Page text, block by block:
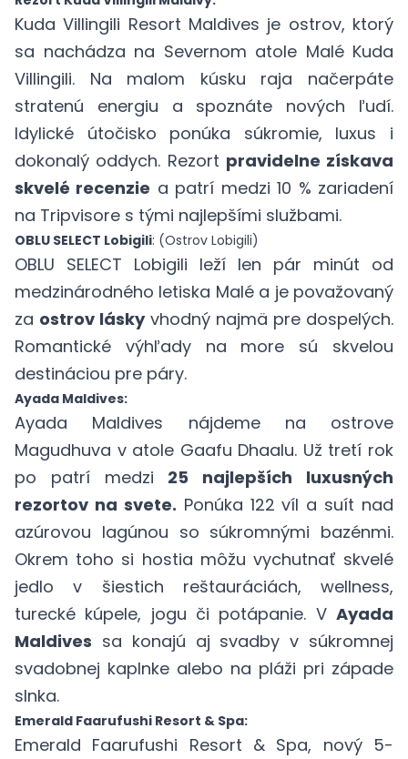
Kuda Villingili Resort Maldives je ostrov, ktorý
sa nachádza na Severnom atole Malé Kuda
Villingili. Na malom kúsku raja načerpáte
stratenú energiu a spoznáte nových ľudí.
Idylické útočisko ponúka súkromie, luxus i
dokonalý oddych. Rezort pravidelne získava
skvelé recenzie a patrí medzi 10 % zariadení
na Tripvisore s tými najlepšími službami.
OBLU SELECT Lobigili: (Ostrov Lobigili)
OBLU SELECT Lobigili leží len pár minút od
medzinárodného letiska Malé a je považovaný
za ostrov láskyvhodný najmä pre dospelých.
Romantické výhľady na more sú skvelou
destináciou pre páry.
Ayada Maldives:
Ayada Maldives nájdeme na ostrove
Magudhuva v atole Gaafu Dhaalu. Už tretí rok
po patrí medzi 25 najlepších luxusných
rezortov na svete. Ponúka 122 víl a suít nad
azúrovou lagúnou so súkromnými bazénmi.
Okrem toho si hostia môžu vychutnať skvelé
jedlo v šiestich reštauráciách, wellness,
turecké kúpele, jogu či potápanie. V Ayada
Maldives sa konajú aj svadby v súkromnej
svadobnej kaplnke alebo na pláži pri západe
slnka.
Emerald Faarufushi Resort & Spa:
Emerald Faarufushi Resort & Spa, nový 5-